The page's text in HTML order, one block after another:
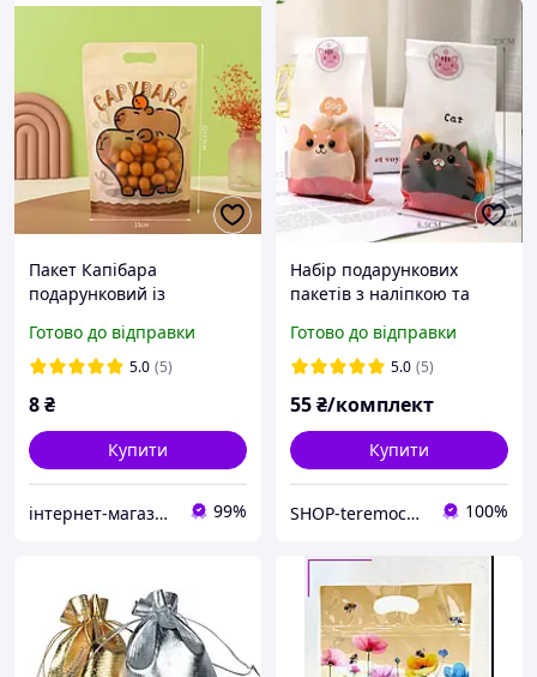
Пакет Капібара
подарунковий із
упаковка для солодощів із
ручкою 22 х15 см
Готово до відправки
5.0 (5)
8₴
Купити
інтернет-магазин Теремок 99%
Набір подарункових
пакетів з наліпкою та
собачки асорті 23×8×6 см
для солодощів 12 шт
Готово до відправки
5.0 (5)
55₴/комплект
Купити
SHOP-teremochek Інтернет магазин 100%